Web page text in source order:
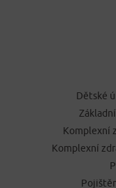
Dětské
Komplexní
Komplexní